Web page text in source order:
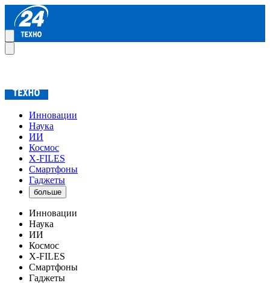
Инновации
Наука
ИИ
Космос
X-FILES
Смартфоны
Гаджеты
больше
Инновации
Наука
ИИ
Космос
X-FILES
Смартфоны
Гаджеты